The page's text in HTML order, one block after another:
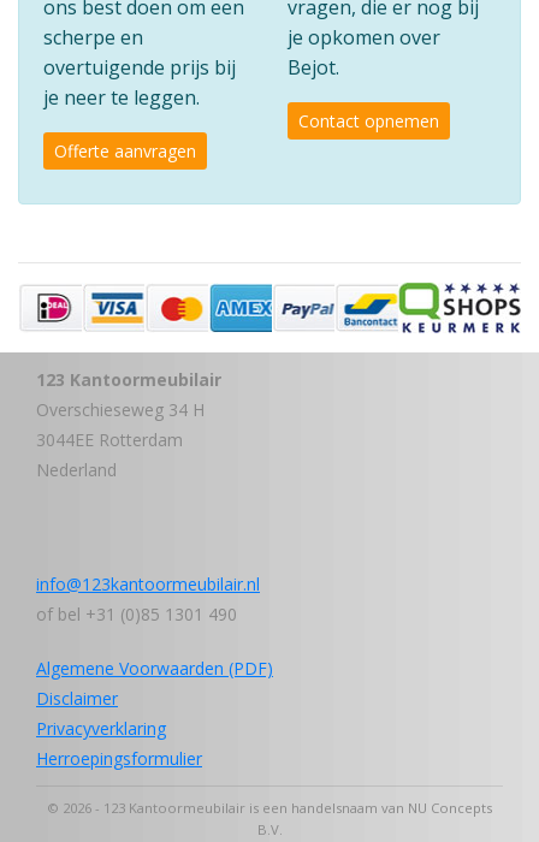
ons best doen om een
scherpe en
overtuigende prijs bij
je neer te leggen.
Offerte aanvragen
vragen, die er nog bij
je opkomen over
Bejot.
Contact opnemen
123 Kantoormeubilair
Overschieseweg 34 H
3044EE Rotterdam
Nederland
info@123kantoormeubilair.nl
of bel +31 (0)85 1301 490
Algemene Voorwaarden (PDF)
Disclaimer
Privacyverklaring
Herroepingsformulier
© 2026 - 123 Kantoormeubilair is een handelsnaam van NU Concepts
B.V.